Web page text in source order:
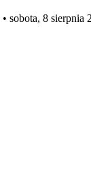
• sobota, 8 sierpnia